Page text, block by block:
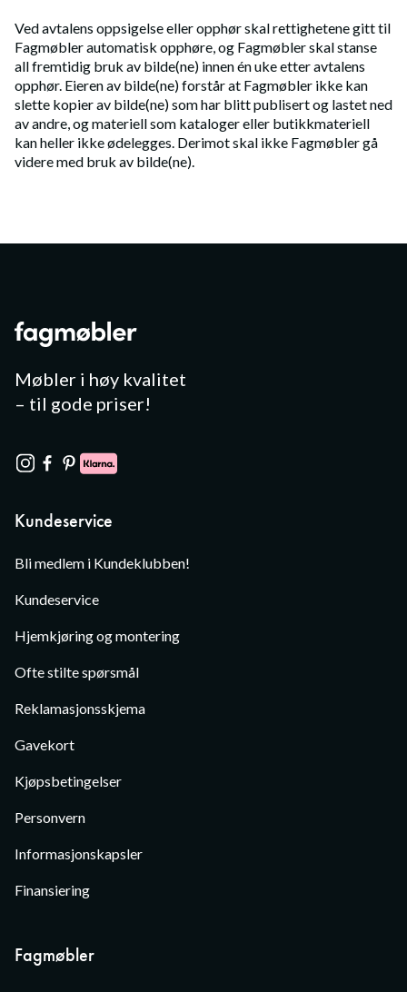
Ved avtalens oppsigelse eller opphør skal rettighetene gitt til
Fagmøbler automatisk opphøre, og Fagmøbler skal stanse
all fremtidig bruk av bilde(ne) innen én uke etter avtalens
opphør. Eieren av bilde(ne) forstår at Fagmøbler ikke kan
slette kopier av bilde(ne) som har blitt publisert og lastet ned
av andre, og materiell som kataloger eller butikkmateriell
kan heller ikke ødelegges. Derimot skal ikke Fagmøbler gå
videre med bruk av bilde(ne).
Møbler i høy kvalitet
– til gode priser!
Kundeservice
Bli medlem i Kundeklubben!
Kundeservice
Hjemkjøring og montering
Ofte stilte spørsmål
Reklamasjonsskjema
Gavekort
Kjøpsbetingelser
Personvern
Informasjonskapsler
Finansiering
Fagmøbler